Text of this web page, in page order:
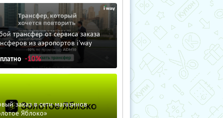
трансфер от сервиса заказа
из аэропортов i'way
-10%
заказ в сети магазинов
Яблоко»